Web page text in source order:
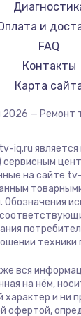
1600 руб.
Заказать
разъема
880 руб.
Заказать
2745 руб.
Заказать
2600 руб.
Заказать
Hyundai
Doffler
Hiper
Grundig
HITACHI
Yandex
National
iFFALCON
Tuvio
Nord
BenQ
и
FAQ
Контакты
Карта
2026 — Ремонт
iq.ru является
на сайте
Обозначения
техники
вся
на нём,
и ни
офертой,